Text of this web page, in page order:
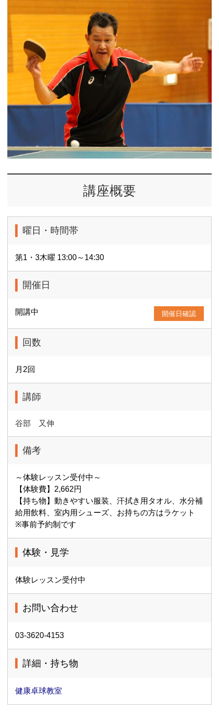
講座概要
曜日・時間帯
第1・3木曜 13:00～14:30
開催日
開講中 開催日確認
回数
月2回
講師
谷部 又伸
備考
～体験レッスン受付中～
【体験費】2,662円
【持ち物】動きやすい服装、汗拭き用タオル、水分補
給用飲料、室内用シューズ、お持ちの方はラケット
※事前予約制です
体験・見学
体験レッスン受付中
お問い合わせ
03-3620-4153
詳細・持ち物
健康卓球教室